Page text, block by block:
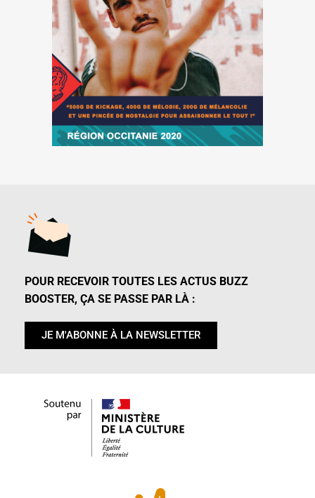
POUR RECEVOIR TOUTES LES ACTUS BUZZ
BOOSTER, ÇA SE PASSE PAR LÀ :
JE M'ABONNE À LA NEWSLETTER